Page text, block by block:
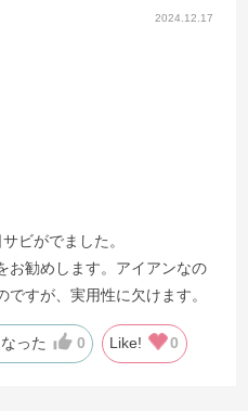
2024.12.17
ビがでました。
お勧めします。アイアンなの
すが、実用性に欠けます。
った 0 Like! 0